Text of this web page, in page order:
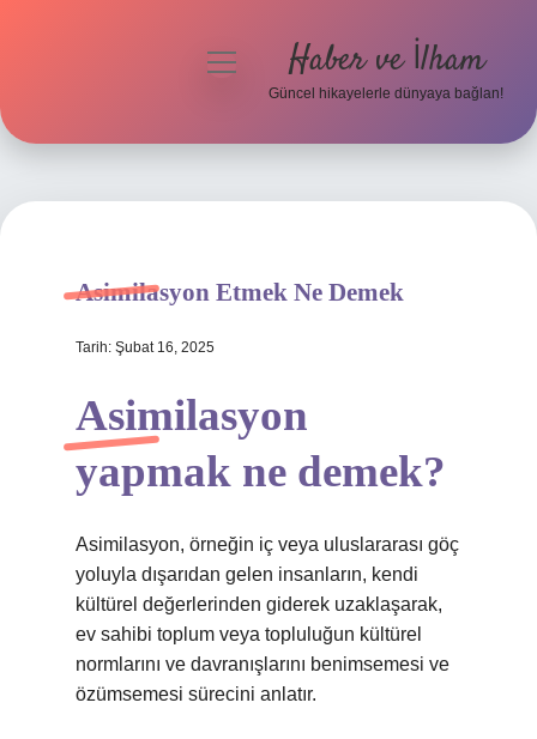
Hakkımızda
menüyü
Haber ve İlham
Güncel hikayelerle dünyaya bağlan!
Asimilasyon Etmek Ne Demek
Tarih: Şubat 16, 2025
Asimilasyon
yapmak ne demek?
Asimilasyon, örneğin iç veya uluslararası göç
yoluyla dışarıdan gelen insanların, kendi
kültürel değerlerinden giderek uzaklaşarak,
ev sahibi toplum veya topluluğun kültürel
normlarını ve davranışlarını benimsemesi ve
özümsemesi sürecini anlatır.